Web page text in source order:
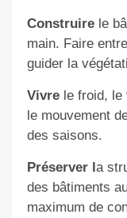
Construirele
main. Faire
guider la
Vivrele froid, le
le mouvement
des saisons.
Préserver la
des bâtiments
maximum de